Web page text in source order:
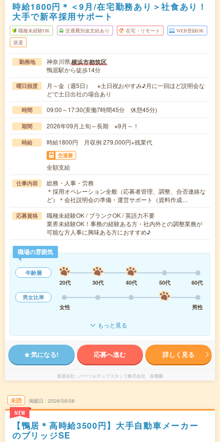
時給1800円＊＜9月/在宅勤務あり＞社食あり！
大手で新卒採用サポート
職種未経験OK 交通費別途支給あり 在宅・リモート WEB登録OK
派遣
勤務地 神奈川県横浜市都筑区
鴨居駅から徒歩14分
曜日頻度
月～金（週5日） ※土日祝おやすみ♪月に一回ほど説明会な
どで土日出社の場合あり
時間 09:00～17:30(実働7時間45分 休憩45分)
期間 2026年09月上旬～長期 ※9月～！
時給 時給1800円 月収例 279,000円+残業代
交通費
全額支給
仕事内容
総務・人事・労務
＊採用オペレーション全般（応募者管理、調整、合否連絡な
ど）＊会社説明会の準備・運営サポート（資料作成…
応募資格
職種未経験OK / ブランクOK / 英語力不要
業界未経験OK！事務の経験ある方・社内外との調整業務が
可能な方人事に興味ある方におすすめ♪
職場の雰囲気
年齢層
20代
30代 40代 50代
60代
男女比率
女性
男性
もっと見る
気になる! 応募へ進む 詳しく見る
派遣会社 パーソルテンプスタッフ株式会社 首都圏
未読
NEW
掲載日 2026/08/08
【鴨居＊高時給3500円】大手自動車メーカー
のブリッジSE